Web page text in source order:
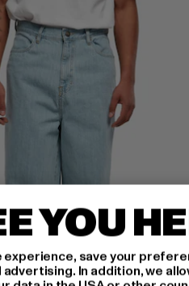
YOU
save your
In addition, we